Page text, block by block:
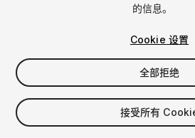
$35
增值税将在结算时计算
的信息。
Cookie 设置
全部拒绝
接受所有